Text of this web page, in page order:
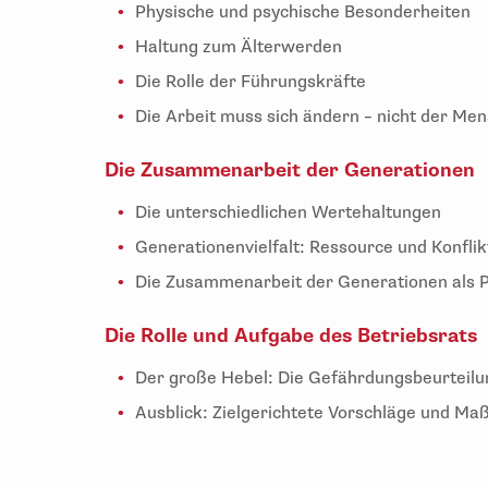
Physische und psychische Besonderheiten
Haltung zum Älterwerden
Die Rolle der Führungskräfte
Die Arbeit muss sich ändern – nicht der
Die Zusammenarbeit der Generationen
Die unterschiedlichen Wertehaltungen
Generationenvielfalt: Ressource und
Die Zusammenarbeit der Generationen als
Die Rolle und Aufgabe des Betriebsrats
Der große Hebel: Die
Ausblick: Zielgerichtete Vorschläge und